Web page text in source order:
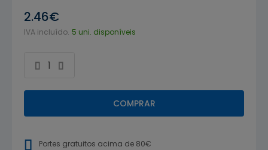
2.46€
IVA incluído. 5 uni. disponíveis
COMPRAR
Portes gratuitos acima de 80€